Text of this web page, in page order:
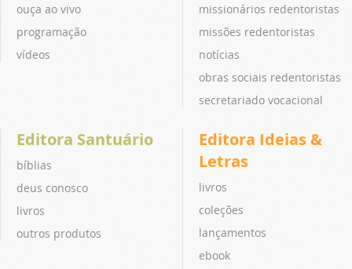
ouça ao vivo
programação
vídeos
missionários redentoristas
missões redentoristas
notícias
obras sociais redentoristas
secretariado vocacional
Editora Santuário
bíblias
deus conosco
livros
outros produtos
Editora Ideias &
Letras
livros
coleções
lançamentos
ebook